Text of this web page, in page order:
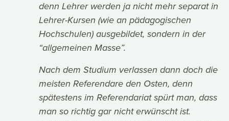
denn Lehrer werden ja nicht mehr separat in
Lehrer-Kursen (wie an pädagogischen
Hochschulen) ausgebildet, sondern in der
“allgemeinen Masse”.
Nach dem Studium verlassen dann doch die
meisten Referendare den Osten, denn
spätestens im Referendariat spürt man, dass
man so richtig gar nicht erwünscht ist.